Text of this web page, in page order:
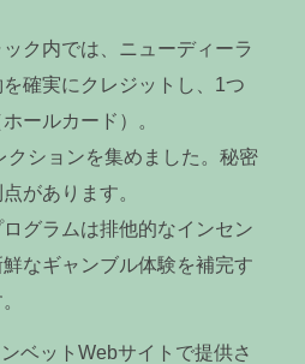
ク内では、ニューディーラ
確実にクレジットし、1つ
ールカード）。
クションを集めました。秘密
があります。
グラムは排他的なインセン
なギャンブル体験を補完す
ベットWebサイトで提供さ